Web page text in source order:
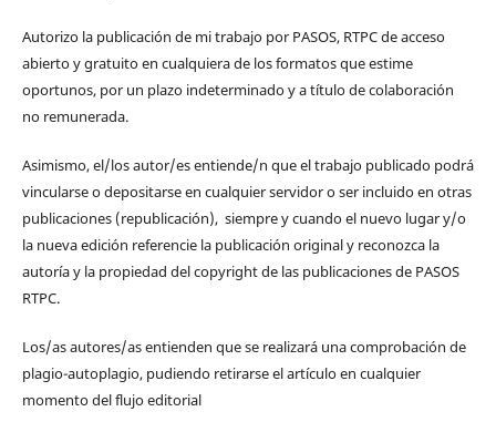
Autorizo la publicación de mi trabajo por PASOS, RTPC de acceso
abierto y gratuito en cualquiera de los formatos que estime
oportunos, por un plazo indeterminado y a título de colaboración
no remunerada.
Asimismo, el/los autor/es entiende/n que el trabajo publicado podrá
vincularse o depositarse en cualquier servidor o ser incluido en otras
publicaciones (republicación), siempre y cuando el nuevo lugar y/o
la nueva edición referencie la publicación original y reconozca la
autoría y la propiedad del copyright de las publicaciones de PASOS
RTPC.
Los/as autores/as entienden que se realizará una comprobación de
plagio-autoplagio, pudiendo retirarse el artículo en cualquier
momento del flujo editorial